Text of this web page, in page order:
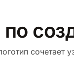
сочетает